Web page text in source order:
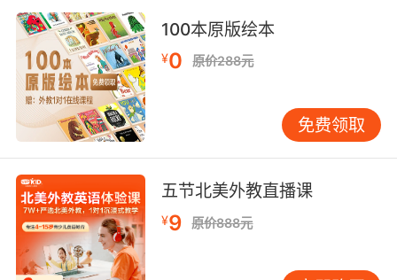
不同人物的图片，让孩子们用“I”来描述图片中人
物的状态。 重复练习：通过反复的练习和巩固，
让孩子们逐渐内化“I”的使用。例如，在日常对话
中，鼓励孩子们用“I”来回答问题或表达意见。 “I”
在语言发展中的长期影响 掌握“I”的使用，对于孩
子们的语言发展具有长期的影响。它不仅帮助孩
我认知、情感管理和文化理解能力。 这些能力，
将伴随孩子们一生，成为他们在未来学习和生活
中的重要支持。 在少儿英语启蒙的过程中，“I”作
为一个看似简单的字母，实则蕴含着丰富的教育
价值。通过科学的方法和策略，家长和教育者可
100本原版绘本
¥0 原价288元
免费领取
五节北美外教直播课
¥9 原价888元